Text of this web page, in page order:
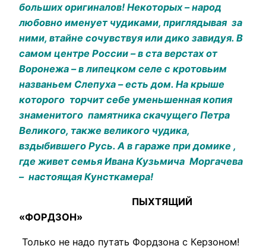
больших оригиналов! Некоторых – народ
любовно именует чудиками, приглядывая за
ними, втайне сочувствуя или дико завидуя. В
самом центре России – в ста верстах от
Воронежа – в липецком селе с кротовьим
названьем Слепуха – есть дом. На крыше
которого торчит себе уменьшенная копия
знаменитого памятника скачущего Петра
Великого, также великого чудика,
вздыбившего Русь. А в гараже при домике ,
где живет семья Ивана Кузьмича Моргачева
– настоящая Кунсткамера!
ПЫХТЯЩИЙ
«ФОРДЗОН»
Только не надо путать Фордзона с Керзоном!